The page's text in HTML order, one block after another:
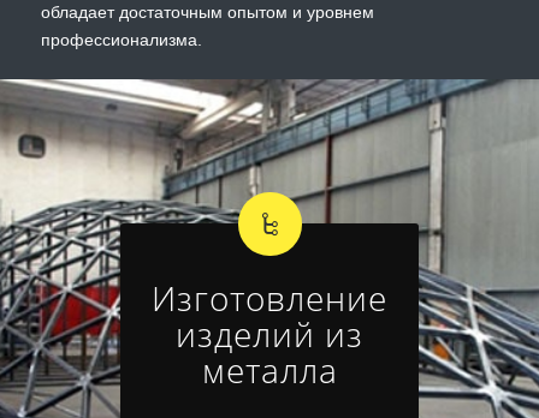
обладает достаточным опытом и уровнем
профессионализма.
Изготовление
изделий из
металла